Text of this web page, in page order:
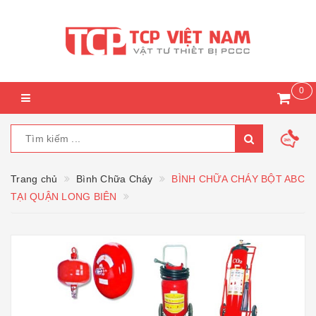
0
Trang chủ Bình Chữa Cháy
BÌNH CHỮA CHÁY BỘT ABC
TẠI QUẬN LONG BIÊN